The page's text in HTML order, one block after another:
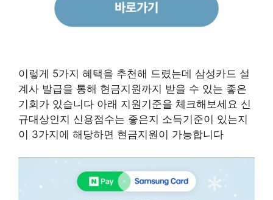
이렇게 5가지 혜택을 추천해 드렸는데 삼성카드 설
계사 발급을 통해 현금지원까지 받을 수 있는 좋은
기회가 있습니다 아래 지원기준을 체크해보세요 신
규대상인지 신용점수는 좋은지 소득기준이 있는지
이 3가지에 해당하면 현금지원이 가능합니다